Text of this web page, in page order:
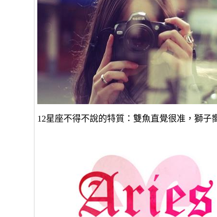
12星座不得不說的特質：雙魚直覺很准，獅子